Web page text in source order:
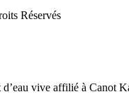
Réservés
d’eau vive affilié à Canot